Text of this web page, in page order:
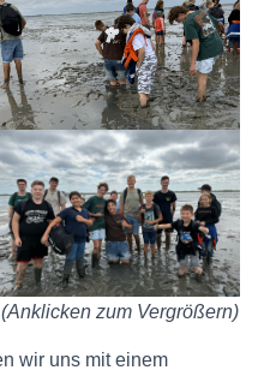
zum Vergrößern)
wir uns mit einem